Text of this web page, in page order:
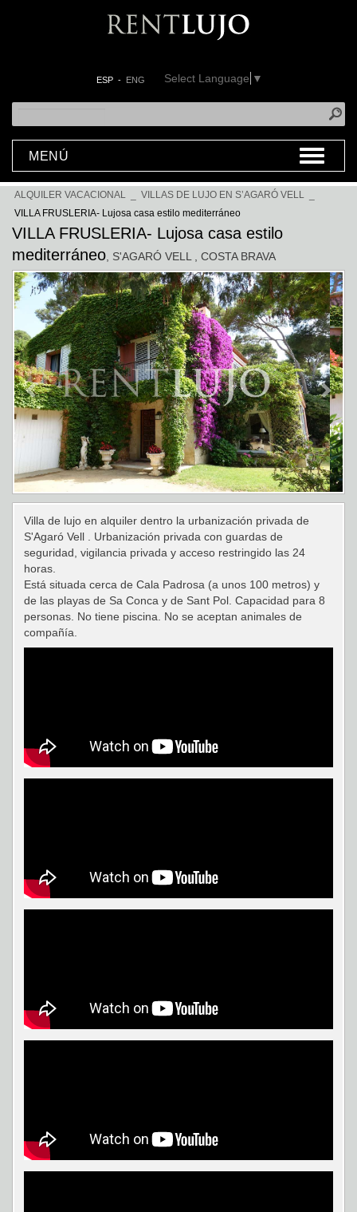
Select Language ▼
ESP - ENG
MENÚ
ALQUILER VACACIONAL VILLAS DE LUJO EN S’AGARÓ VELL
VILLA FRUSLERIA- Lujosa casa estilo mediterráneo
VILLA FRUSLERIA- Lujosa casa estilo
mediterráneo , S'AGARÓ VELL , COSTA BRAVA
Previous Next
Villa de lujo en alquiler dentro la urbanización privada de
S'Agaró Vell . Urbanización privada con guardas de
seguridad, vigilancia privada y acceso restringido las 24
horas.
Está situada cerca de Cala Padrosa (a unos 100 metros) y
de las playas de Sa Conca y de Sant Pol. Capacidad para 8
personas. No tiene piscina. No se aceptan animales de
compañía.